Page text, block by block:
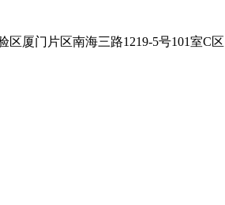
厦门片区南海三路1219-5号101室C区